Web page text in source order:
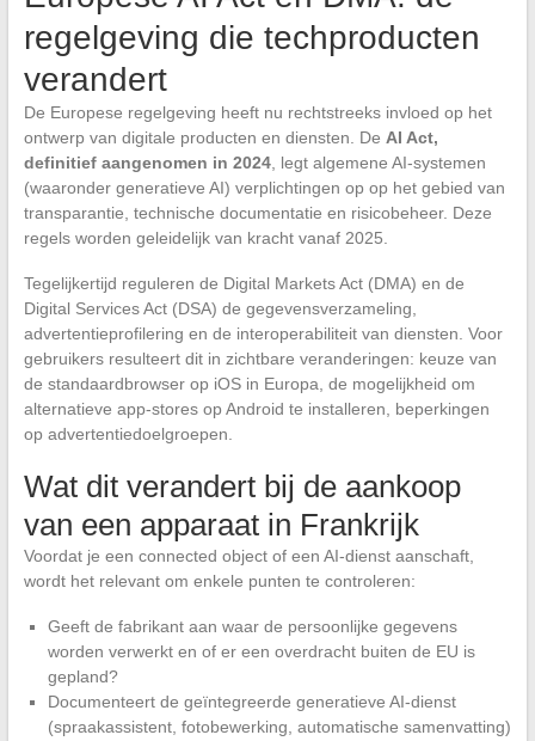
regelgeving die techproducten
verandert
De Europese regelgeving heeft nu rechtstreeks invloed op het
ontwerp van digitale producten en diensten. De AI Act,
definitief aangenomen in 2024, legt algemene AI-systemen
(waaronder generatieve AI) verplichtingen op op het gebied van
transparantie, technische documentatie en risicobeheer. Deze
regels worden geleidelijk van kracht vanaf 2025.
Tegelijkertijd reguleren de Digital Markets Act (DMA) en de
Digital Services Act (DSA) de gegevensverzameling,
advertentieprofilering en de interoperabiliteit van diensten. Voor
gebruikers resulteert dit in zichtbare veranderingen: keuze van
de standaardbrowser op iOS in Europa, de mogelijkheid om
alternatieve app-stores op Android te installeren, beperkingen
op advertentiedoelgroepen.
Wat dit verandert bij de aankoop
van een apparaat in Frankrijk
Voordat je een connected object of een AI-dienst aanschaft,
wordt het relevant om enkele punten te controleren:
Geeft de fabrikant aan waar de persoonlijke gegevens
worden verwerkt en of er een overdracht buiten de EU is
gepland?
Documenteert de geïntegreerde generatieve AI-dienst
(spraakassistent, fotobewerking, automatische samenvatting)